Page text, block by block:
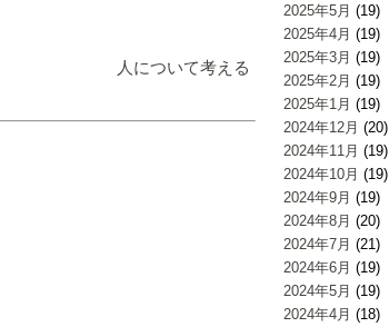
2025年5月 (19)
2025年4月 (19)
2025年3月 (19)
2025年2月 (19)
2025年1月 (19)
2024年12月 (20)
2024年11月 (19)
2024年10月 (19)
2024年9月 (19)
2024年8月 (20)
2024年7月 (21)
2024年6月 (19)
2024年5月 (19)
2024年4月 (18)
人について考える